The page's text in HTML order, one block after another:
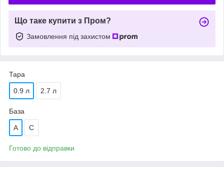
Що таке купити з Пром?
Замовлення під захистом
Тара
0.9 л 2.7 л
База
А С
Готово до відправки